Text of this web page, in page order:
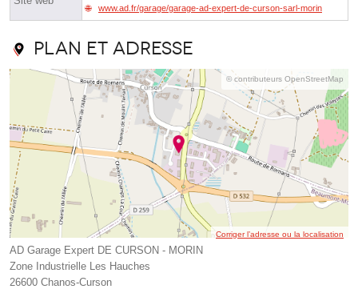
www.ad.fr/garage/garage-ad-expert-de-curson-sarl-morin
Plan et adresse
© contributeurs OpenStreetMap
Corriger l’adresse ou la localisation
AD Garage Expert DE CURSON - MORIN
Zone Industrielle Les Hauches
26600 Chanos-Curson